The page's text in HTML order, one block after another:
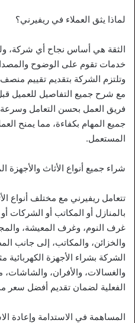
لماذا يثق العملاء في ريفيرني؟
الثقة هي أساس نجاح أي شركة،
خدمات تقوم على الوضوح
وتلتزم الشركة بتقديم تقييم
مع شرح جميع التفاصيل للعميل
فريق العمل بحسن التعامل وسرعة
جميع المهام بكفاءة، مما يمنح
المستعمل.
شراء جميع أنواع الأثاث والأجهزة
تتعامل ريفيرني مع مختلف أنواع
بالمنازل أو المكاتب أو الشركات
غرف النوم، وغرف المعيشة،
والخزائن، والمكاتب، إلى جانب
الشركة بشراء الأجهزة الكهربائية
والغسالات، والأفران،
الفعلية لضمان تقديم أفضل سعر
المساهمة في الاستدامة وإعادة